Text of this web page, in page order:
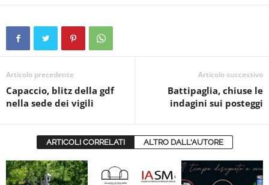
Articolo precedente
Capaccio, blitz della gdf
nella sede dei vigili
Articolo successivo
Battipaglia, chiuse le
indagini sui posteggi
ARTICOLI CORRELATI ALTRO DALL'AUTORE